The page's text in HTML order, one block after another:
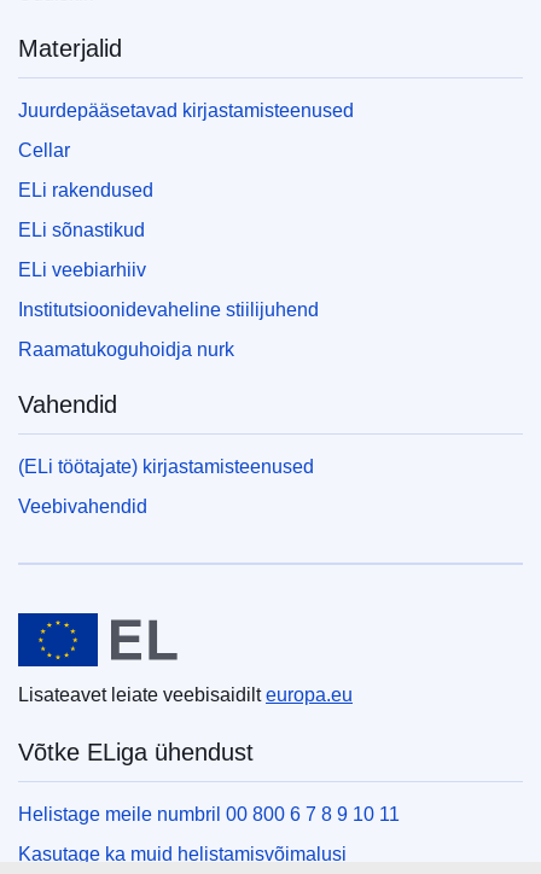
Materjalid
Juurdepääsetavad kirjastamisteenused
Cellar
ELi rakendused
ELi sõnastikud
ELi veebiarhiiv
Institutsioonidevaheline stiilijuhend
Raamatukoguhoidja nurk
Vahendid
(ELi töötajate) kirjastamisteenused
Veebivahendid
Euroopa Liit
Lisateavet leiate veebisaidilteuropa.eu
Võtke ELiga ühendust
Helistage meile numbril 00 800 6 7 8 9 10 11
Kasutage ka muid helistamisvõimalusi